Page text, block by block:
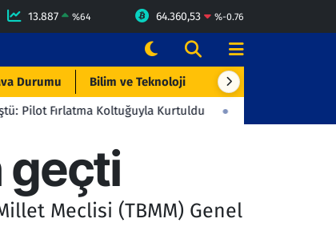
13.887 %64 64.360,53 %-0.76
Durumu Bilim ve Teknoloji Çevre & Doğa
Koltuğuyla Kurtuldu 23:06Beşiktaş'tan
geçti
Meclisi (TBMM) Genel